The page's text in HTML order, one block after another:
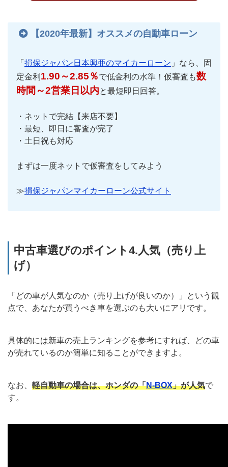
【2020年最新】オススメの自動車ローン
「 損保ジャパン日本興亜のマイカーローン 」なら、固
定金利 1.90～2.85％で低金利の水準！仮審査も数
時間～2営業日以内と最短即日回答。
・ネットで完結【来店不要】
・最短、即日に審査が完了
・土日祝も対応
まずは一度ネットで仮審査をしてみよう
≫損保ジャパンマイカーローン公式サイト
中古車選びのポイント4.人気（売り上
げ）
「どの車が人気なのか（売り上げが良いのか）」という観
点で、あなたが買うべき車を選ぶのも大いにアリです。
具体的には新車の売上ランキングを参考にすれば、どの車
が売れているのか簡単に知ることができますよ。
なお、 軽自動車の場合は、ホンダの「N-BOX」が人気で
す。